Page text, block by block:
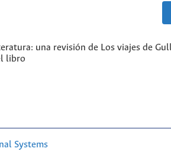
una revisión de Los viajes de
libro
Systems